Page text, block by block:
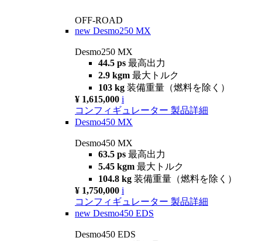
OFF-ROAD
new Desmo250 MX
Desmo250 MX
44.5 ps 最高出力
2.9 kgm 最大トルク
103 kg 装備重量（燃料を除く）
¥ 1,615,000 i
コンフィギュレーター 製品詳細
Desmo450 MX
Desmo450 MX
63.5 ps 最高出力
5.45 kgm 最大トルク
104.8 kg 装備重量（燃料を除く）
¥ 1,750,000 i
コンフィギュレーター 製品詳細
new Desmo450 EDS
Desmo450 EDS